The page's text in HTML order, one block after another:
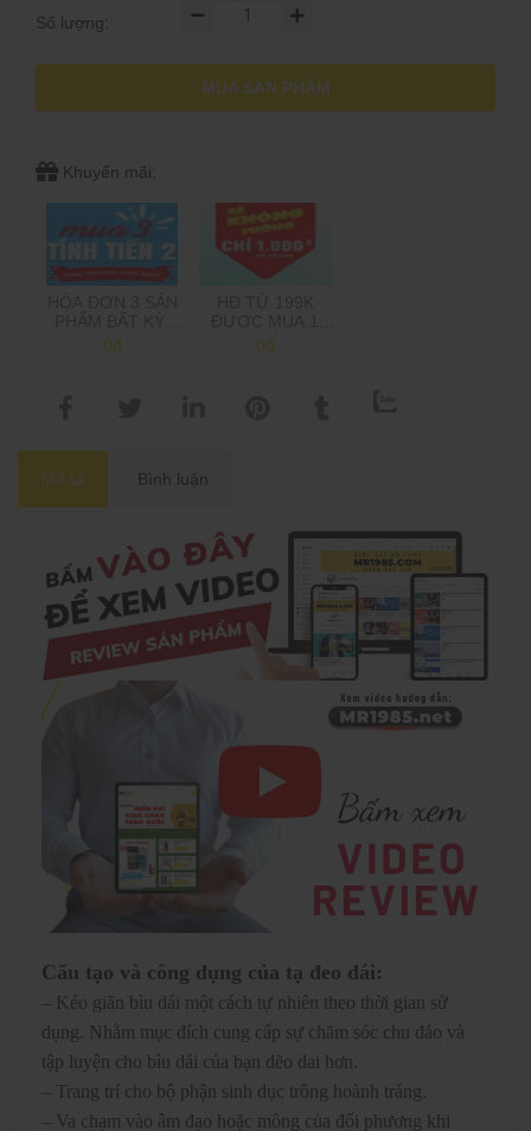
Số lượng:
MUA SẢN PHẨM
Khuyến mãi:
CHỈ TÍNH TIỀN 2,
0đ
SẢN PHẨM 1K,
0đ
Mô tả Bình luận
Cấu tạo và công dụng của tạ đeo dái:
– Kéo giãn bìu dái một cách tự nhiên theo thời gian sử
dụng. Nhằm mục đích cung cấp sự chăm sóc chu đáo và
tập luyện cho bìu dái của bạn dẽo dai hơn.
– Trang trí cho bộ phận sinh dục trông hoành tráng.
– Va chạm vào âm đạo hoặc mông của đối phương khi